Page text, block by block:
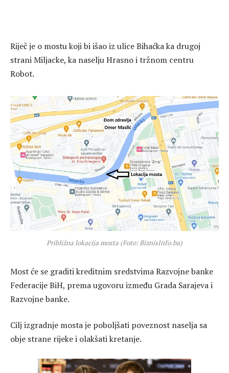
Riječ je o mostu koji bi išao iz ulice Bihaćka ka drugoj
strani Miljacke, ka naselju Hrasno i tržnom centru
Robot.
Približna lokacija mosta (Foto: BiznisInfo.ba)
Most će se graditi kreditnim sredstvima Razvojne banke
Federacije BiH, prema ugovoru između Grada Sarajeva i
Razvojne banke.
Cilj izgradnje mosta je poboljšati poveznost naselja sa
obje strane rijeke i olakšati kretanje.